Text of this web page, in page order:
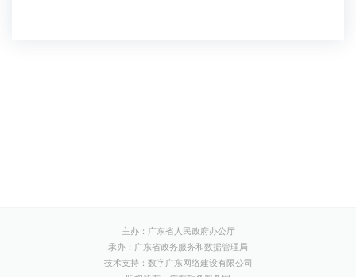
主办：广东省人民政府办公厅
承办：广东省政务服务和数据管理局
技术支持：数字广东网络建设有限公司